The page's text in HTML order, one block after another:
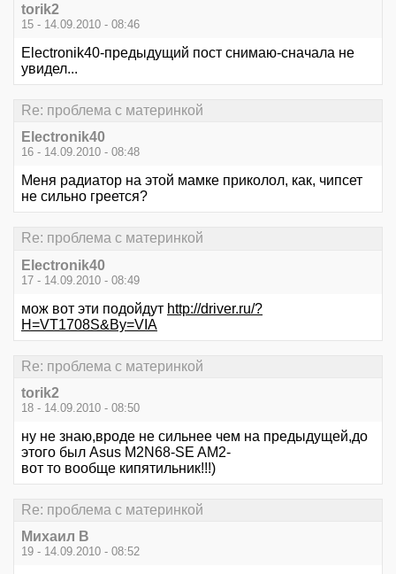
torik2
15 - 14.09.2010 - 08:46
Electronik40-предыдущий пост снимаю-сначала не
увидел...
Re: проблема с материнкой
Electronik40
16 - 14.09.2010 - 08:48
Меня радиатор на этой мамке приколол, как, чипсет
не сильно греется?
Re: проблема с материнкой
Electronik40
17 - 14.09.2010 - 08:49
мож вот эти подойдут http://driver.ru/?
H=VT1708S&By=VIA
Re: проблема с материнкой
torik2
18 - 14.09.2010 - 08:50
ну не знаю,вроде не сильнее чем на предыдущей,до
этого был Asus M2N68-SE AM2-
вот то вообще кипятильник!!!)
Re: проблема с материнкой
Михаил В
19 - 14.09.2010 - 08:52